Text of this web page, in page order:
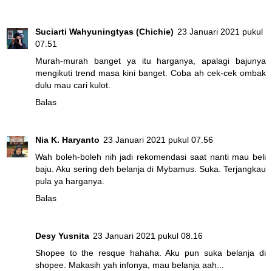
Suciarti Wahyuningtyas (Chichie) 23 Januari 2021 pukul
07.51
Murah-murah banget ya itu harganya, apalagi bajunya
mengikuti trend masa kini banget. Coba ah cek-cek ombak
dulu mau cari kulot.
Balas
Nia K. Haryanto 23 Januari 2021 pukul 07.56
Wah boleh-boleh nih jadi rekomendasi saat nanti mau beli
baju. Aku sering deh belanja di Mybamus. Suka. Terjangkau
pula ya harganya.
Balas
Desy Yusnita 23 Januari 2021 pukul 08.16
Shopee to the resque hahaha. Aku pun suka belanja di
shopee. Makasih yah infonya, mau belanja aah...